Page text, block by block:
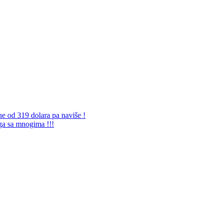
od 319 dolara pa naviše !
sa mnogima !!!